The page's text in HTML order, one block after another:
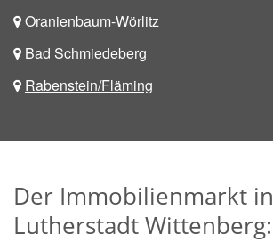
Oranienbaum-Wörlitz
Bad Schmiedeberg
Rabenstein/Fläming
Der Immobilienmarkt in
Lutherstadt Wittenberg: